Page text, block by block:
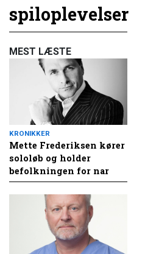
spiloplevelser
MEST LÆSTE
KRONIKKER
Mette Frederiksen kører
sololøb og holder
befolkningen for nar